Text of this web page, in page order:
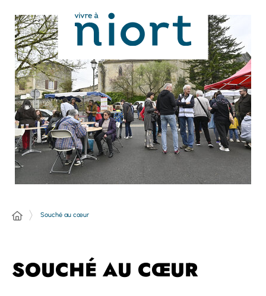
Souché au cœur
SOUCHÉ AU CŒUR